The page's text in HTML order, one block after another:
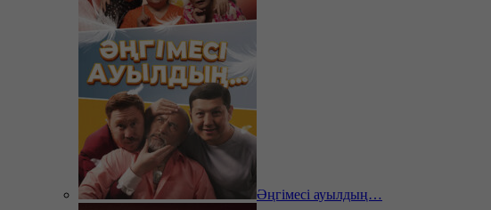
Әңгімесі ауылдың…